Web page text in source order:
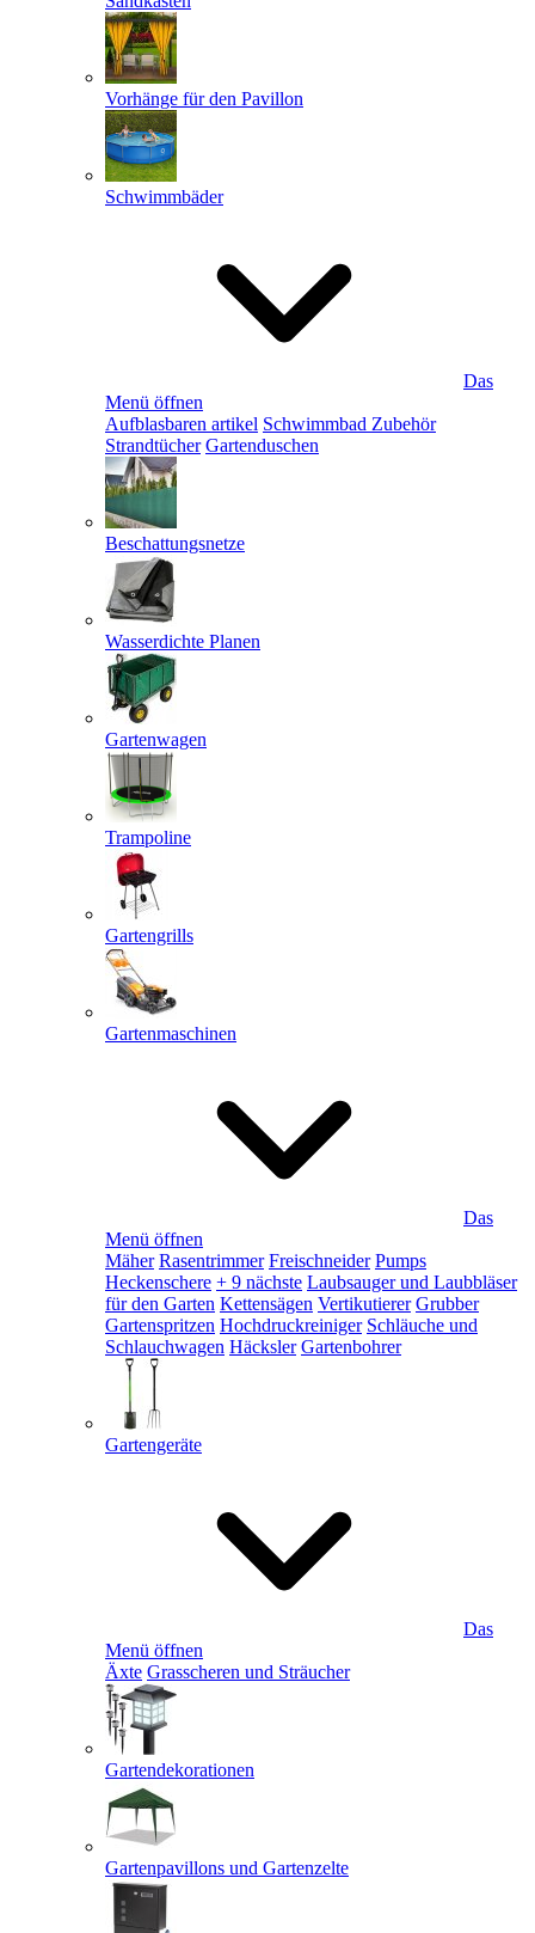
Vorhänge für den Pavillon
Schwimmbäder
Das
Menü öffnen
Aufblasbaren artikel Schwimmbad Zubehör
Strandtücher Gartenduschen
Beschattungsnetze
Wasserdichte Planen
Gartenwagen
Trampoline
Gartengrills
Gartenmaschinen
Das
Menü öffnen
Mäher Rasentrimmer Freischneider Pumps
Heckenschere + 9 nächste Laubsauger und Laubbläser
für den Garten Kettensägen Vertikutierer Grubber
Gartenspritzen Hochdruckreiniger Schläuche und
Schlauchwagen Häcksler Gartenbohrer
Gartengeräte
Das
Menü öffnen
Äxte Grasscheren und Sträucher
Gartendekorationen
Gartenpavillons und Gartenzelte